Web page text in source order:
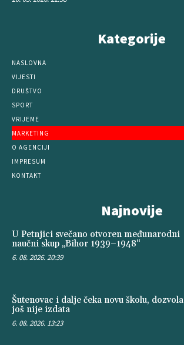
Kategorije
NASLOVNA
VIJESTI
DRUŠTVO
SPORT
VRIJEME
MARKETING
O AGENCIJI
IMPRESUM
KONTAKT
Najnovije
U Petnjici svečano otvoren međunarodni
naučni skup „Bihor 1939–1948“
6. 08. 2026. 20:39
Šutenovac i dalje čeka novu školu, dozvola
još nije izdata
6. 08. 2026. 13:23